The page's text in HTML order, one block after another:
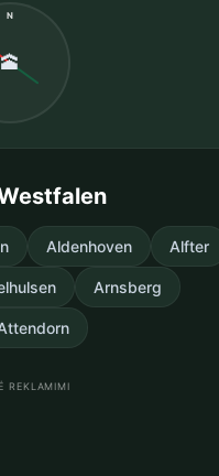
N
🕋
Aldenhoven Alfter
Arnsberg
REKLAMIMI